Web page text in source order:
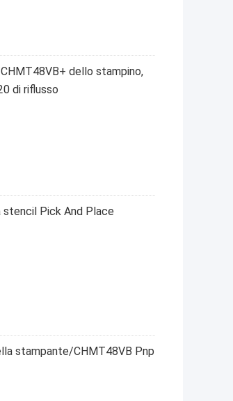
dello stampino,
di riflusso
stencil Pick And Place
stampante/CHMT48VB Pnp